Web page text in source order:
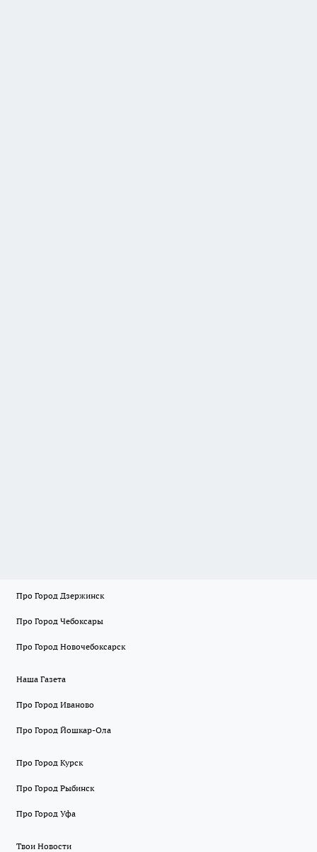
Про Город Дзержинск
Про Город Чебоксары
Про Город Новочебоксарск
Наша Газета
Про Город Иваново
Про Город Йошкар-Ола
Про Город Курск
Про Город Рыбинск
Про Город Уфа
Твои Новости